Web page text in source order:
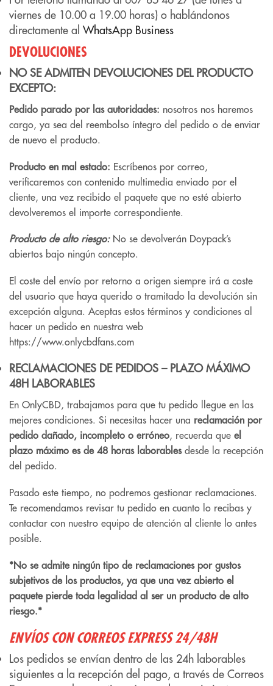
viernes de 10.00 a 19.00 horas) o hablándonos
directamente al WhatsApp Business
DEVOLUCIONES
NO SE ADMITEN DEVOLUCIONES DEL PRODUCTO
EXCEPTO:
Pedido parado por las autoridades: nosotros nos haremos
cargo, ya sea del reembolso íntegro del pedido o de enviar
de nuevo el producto.
Producto en mal estado: Escríbenos por correo,
verificaremos con contenido multimedia enviado por el
cliente, una vez recibido el paquete que no esté abierto
devolveremos el importe correspondiente.
Producto de alto riesgo:No se devolverán Doypack’s
abiertos bajo ningún concepto.
El coste del envío por retorno a origen siempre irá a coste
del usuario que haya querido o tramitado la devolución sin
excepción alguna. Aceptas estos términos y condiciones al
hacer un pedido en nuestra web
https://www.onlycbdfans.com
RECLAMACIONES DE PEDIDOS – PLAZO MÁXIMO
48H LABORABLES
En OnlyCBD, trabajamos para que tu pedido llegue en las
mejores condiciones. Si necesitas hacer una reclamación por
pedido dañado, incompleto o erróneo, recuerda que el
plazo máximo es de 48 horas laborablesdesde la recepción
del pedido.
Pasado este tiempo, no podremos gestionar reclamaciones.
Te recomendamos revisar tu pedido en cuanto lo recibas y
contactar con nuestro equipo de atención al cliente lo antes
posible.
*No se admite ningún tipo de reclamaciones por gustos
subjetivos de los productos, ya que una vez abierto el
paquete pierde toda legalidad al ser un producto de alto
riesgo.*
ENVÍOS CON CORREOS EXPRESS 24/48H
Los pedidos se envían dentro de las 24h laborables
siguientes a la recepción del pago, a través de Correos